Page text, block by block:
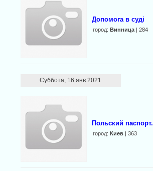
Допомога в суді
город: Винница| 284
Суббота, 16 янв 2021
Польский паспорт.
город: Киев| 363